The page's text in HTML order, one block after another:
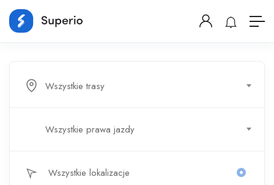
Wszystkie trasy
Wszystkie prawa jazdy